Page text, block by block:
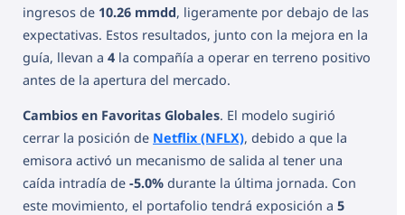
ingresos de 10.26 mmdd, ligeramente por debajo de las
expectativas. Estos resultados, junto con la mejora en la
guía, llevan a 4 la compañía a operar en terreno positivo
antes de la apertura del mercado.
Cambios en Favoritas Globales. El modelo sugirió
cerrar la posición de Netflix (NFLX), debido a que la
emisora activó un mecanismo de salida al tener una
caída intradía de -5.0% durante la última jornada. Con
este movimiento, el portafolio tendrá exposición a 5